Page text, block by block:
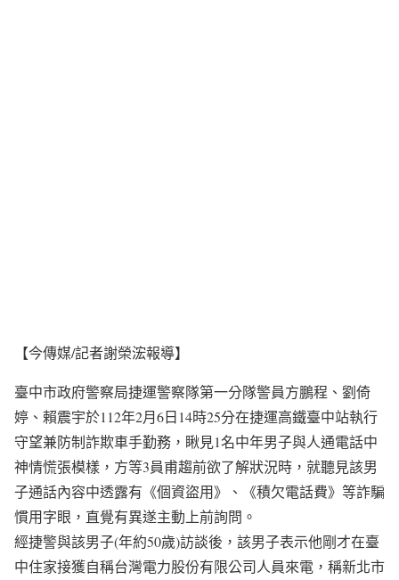
【今傳媒/記者謝榮浤報導】
臺中市政府警察局捷運警察隊第一分隊警員方鵬程、劉倚
婷、賴震宇於112年2月6日14時25分在捷運高鐵臺中站執行
守望兼防制詐欺車手勤務，瞅見1名中年男子與人通電話中
神情慌張模樣，方等3員甫趨前欲了解狀況時，就聽見該男
子通話內容中透露有《個資盜用》、《積欠電話費》等詐騙
慣用字眼，直覺有異遂主動上前詢問。
經捷警與該男子(年約50歲)訪談後，該男子表示他剛才在臺
中住家接獲自稱台灣電力股份有限公司人員來電，稱新北市